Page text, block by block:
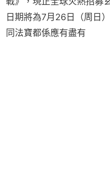
日期將為7月26日（周日
同法寶都係應有盡有